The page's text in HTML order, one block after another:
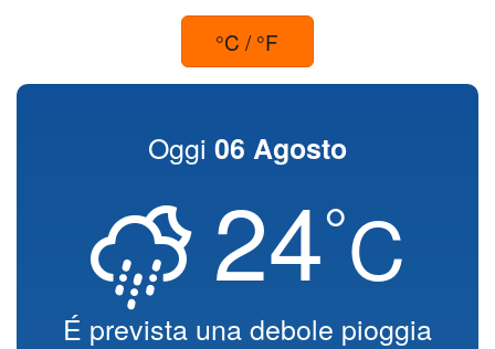
°C / °F
Oggi 06 Agosto
24°C
É prevista una debole pioggia